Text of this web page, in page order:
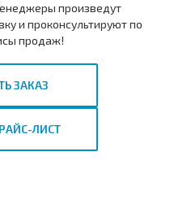
произведут
и проконсультируют по
продаж!
ЗАКАЗ
ЛИСТ